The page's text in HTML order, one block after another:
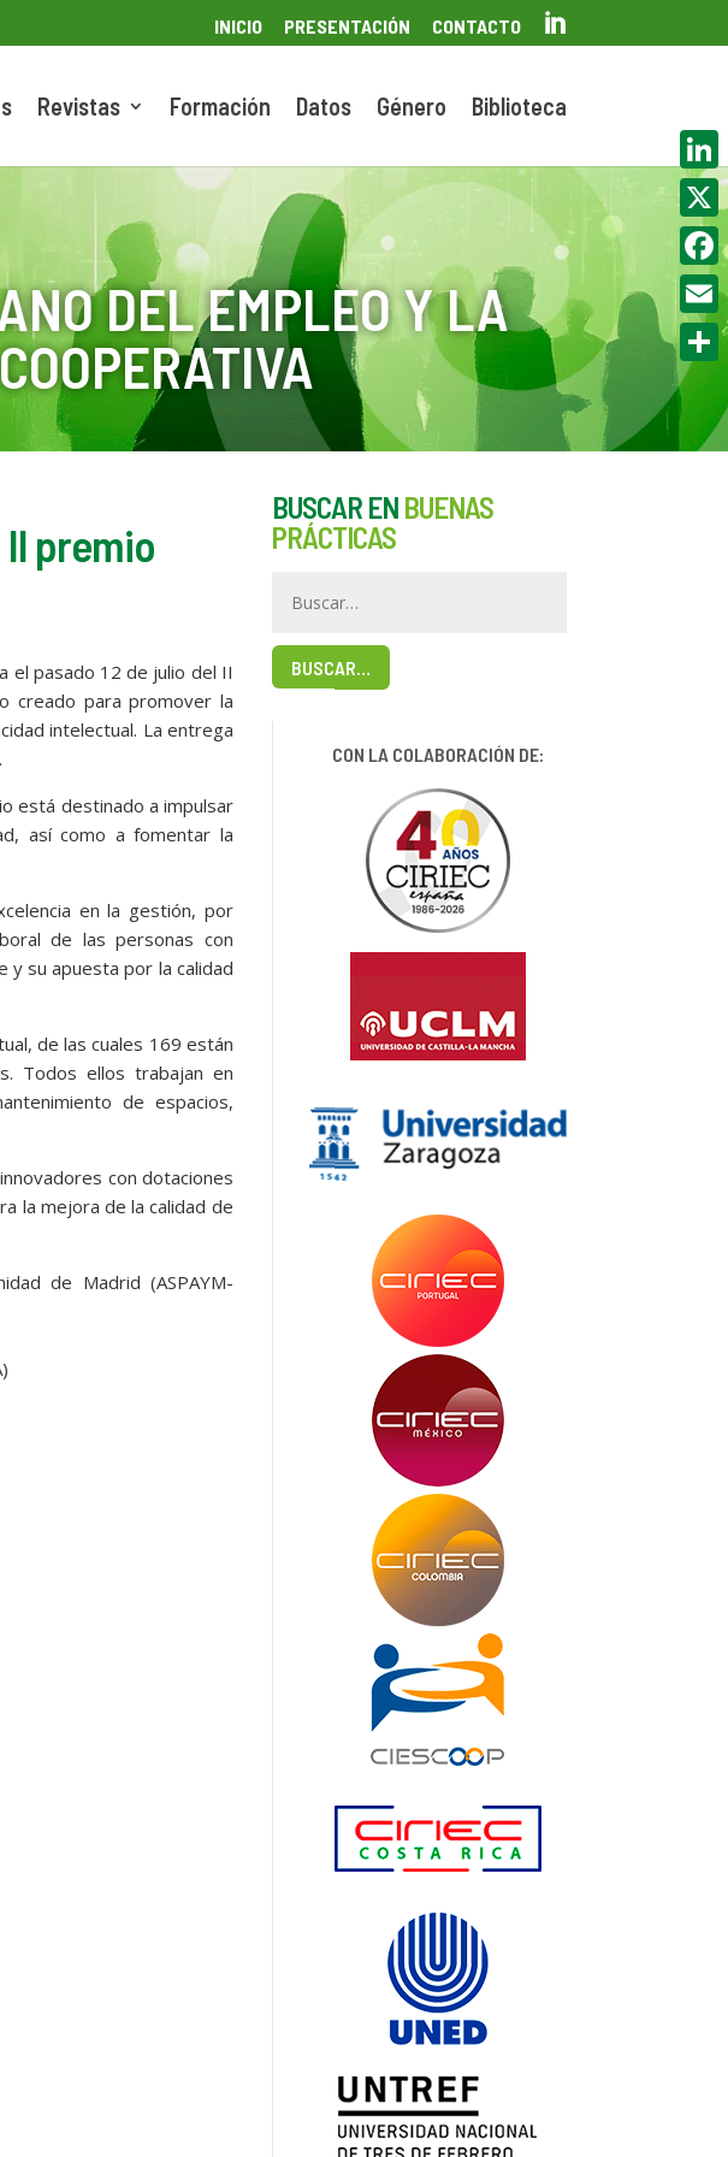
INICIO PRESENTACIÓN CONTACTO 
Revistas Formación Datos Género Biblioteca
DEL EMPLEO Y LA
premio
el pasado 12 de julio del II
creado para promover la
intelectual. La entrega
está destinado a impulsar
así como a fomentar la
en la gestión, por
de las personas con
y su apuesta por la calidad
de las cuales 169 están
Todos ellos trabajan en
de espacios,
con dotaciones
la mejora de la calidad de
de Madrid (ASPAYM-
BUSCAR EN BUENAS
PRÁCTICAS
BUSCAR…
CON LA COLABORACIÓN DE:
X
Email